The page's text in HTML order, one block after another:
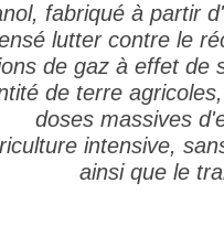
fabriqué à partir
lutter contre le
de gaz à effet de
de terre
doses massives
intensive,
ainsi que le